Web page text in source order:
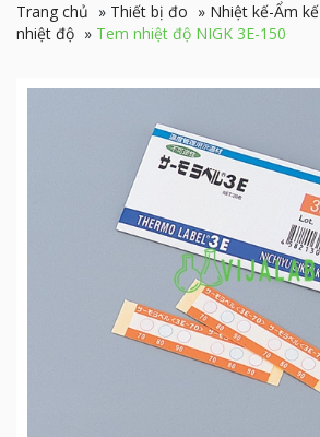
Trang chủ » Thiết bị đo » Nhiệt kế-Ẩm kế
nhiệt độ » Tem nhiệt độ NIGK 3E-150